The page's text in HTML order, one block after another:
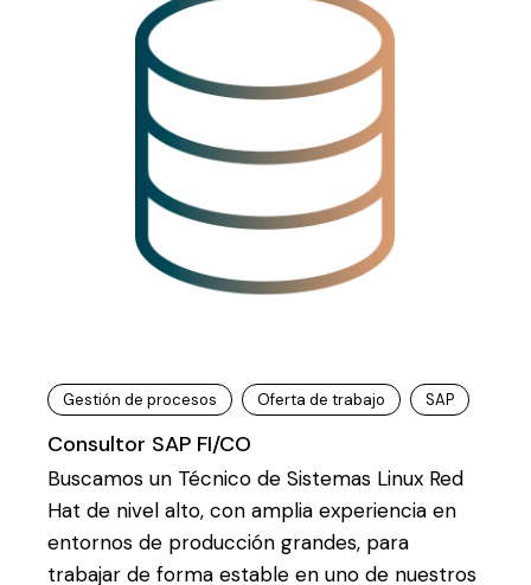
Gestión de procesos Oferta de trabajo SAP
Consultor SAP FI/CO
Buscamos un Técnico de Sistemas Linux Red
Hat de nivel alto, con amplia experiencia en
entornos de producción grandes, para
trabajar de forma estable en uno de nuestros